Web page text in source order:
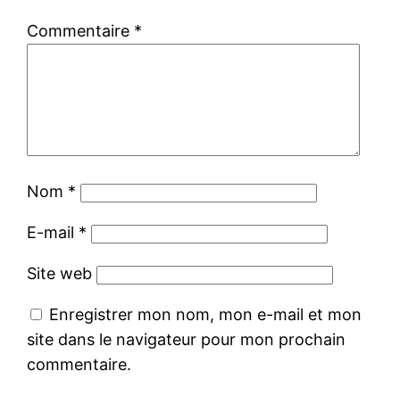
Commentaire *
Nom *
E-mail *
Site web
Enregistrer mon nom, mon e-mail et mon
site dans le navigateur pour mon prochain
commentaire.